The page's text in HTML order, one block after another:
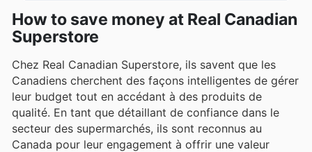
How to save money at Real Canadian
Superstore
Chez Real Canadian Superstore, ils savent que les
Canadiens cherchent des façons intelligentes de gérer
leur budget tout en accédant à des produits de
qualité. En tant que détaillant de confiance dans le
secteur des supermarchés, ils sont reconnus au
Canada pour leur engagement à offrir une valeur